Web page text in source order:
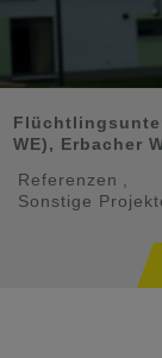
WE), Erbacher
Referenzen
Sonstige